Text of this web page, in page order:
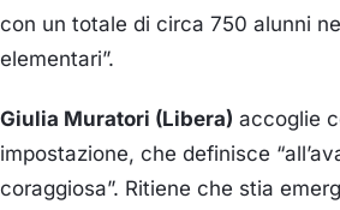
con un totale di circa 750 alunni
elementari”.
Giulia Muratori (Libera) accoglie
impostazione, che definisce
coraggiosa”. Ritiene che stia